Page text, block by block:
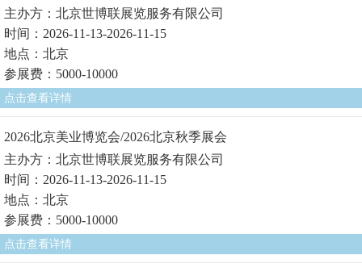
主办方：北京世博联展览服务有限公司
时间：2026-11-13-2026-11-15
地点：北京
参展费：5000-10000
点击查看详情
2026北京美业博览会/2026北京秋季展会
主办方：北京世博联展览服务有限公司
时间：2026-11-13-2026-11-15
地点：北京
参展费：5000-10000
点击查看详情